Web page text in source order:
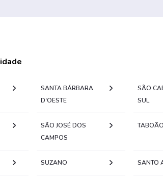
SANTA BÁRBARA
D'OESTE
SÃO
SUL
SÃO JOSÉ DOS
CAMPOS
SUZANO SANTO